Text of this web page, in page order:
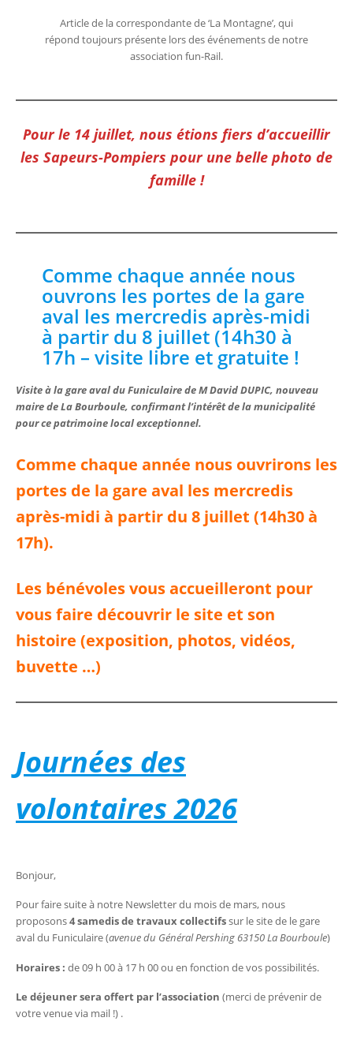
Article de la correspondante de ‘La Montagne’, qui
répond toujours présente lors des événements de notre
association fun-Rail.
Pour le 14 juillet, nous étions fiers d’accueillir
les Sapeurs-Pompiers pour une belle photo de
famille !
Comme chaque année nous
ouvrons les portes de la gare
aval les mercredis après-midi
à partir du 8 juillet (14h30 à
17h – visite libre et gratuite !
Visite à la gare aval du Funiculaire de M David DUPIC, nouveau
maire de La Bourboule, confirmant l’intérêt de la municipalité
pour ce patrimoine local exceptionnel.
Comme chaque année nous ouvrirons les
portes de la gare aval les mercredis
après-midi à partir du 8 juillet (14h30 à
17h).
Les bénévoles vous accueilleront pour
vous faire découvrir le site et son
histoire (exposition, photos, vidéos,
buvette …)
Journées des
volontaires 2026
Bonjour,
Pour faire suite à notre Newsletter du mois de mars, nous
proposons4 samedis de travaux collectifssur le site de le gare
aval du Funiculaire (avenue du Général Pershing 63150 La Bourboule)
Horaires : de 09 h 00 à 17 h 00 ou en fonction de vos possibilités.
Le déjeuner sera offert par l’association (merci de prévenir de
votre venue via mail !) .